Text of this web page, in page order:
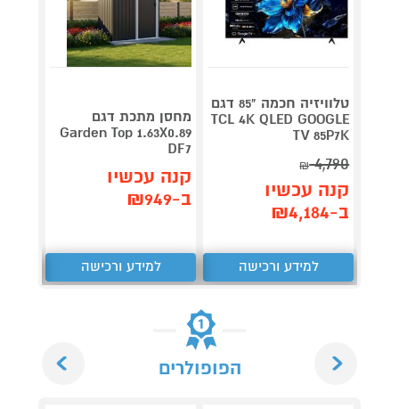
טלוויזיה חכמה "85 דגם
TCL 4K QLED GOOGLE
TV 85P7K
4,790
₪
קנה עכשיו
ב-₪4,184
למידע ורכישה
מחסן מתכת דגם
Garden Top 1.63X0.89
DF7
קנה עכשיו
ב-₪949
למידע ורכישה
הפופולרים